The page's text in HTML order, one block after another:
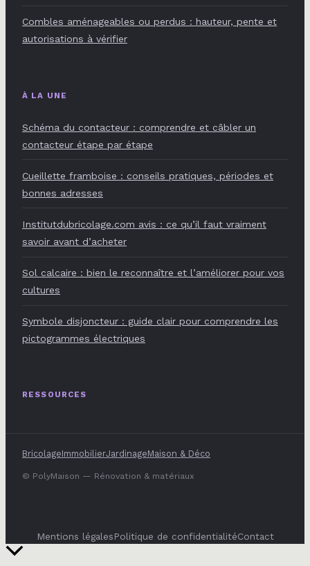
Combles aménageables ou perdus : hauteur, pente et
autorisations à vérifier
À LA UNE
Schéma du contacteur : comprendre et câbler un
contacteur étape par étape
Cueillette framboise : conseils pratiques, périodes et
bonnes adresses
Institutdubricolage.com avis : ce qu’il faut vraiment
savoir avant d’acheter
Sol calcaire : bien le reconnaître et l’améliorer pour vos
cultures
Symbole disjoncteur : guide clair pour comprendre les
pictogrammes électriques
RESSOURCES
BricolageImmobilierJardinageMaison & Déco
© PolyMaison — Rénovation & matériaux
Mentions légalesPolitique de confidentialitéContact